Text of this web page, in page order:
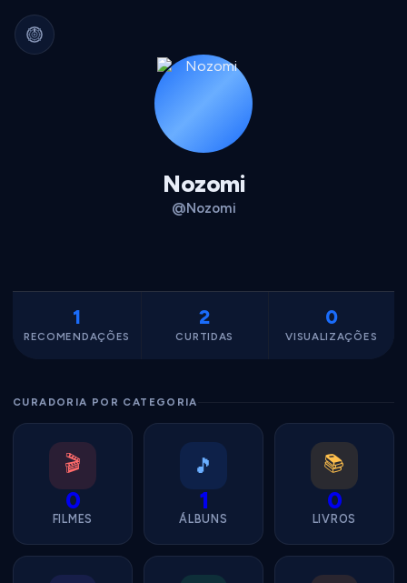
Arquivo Cultural Permanente
Filmes, álbuns, livros e
séries guardados para sempre.
Sua curadoria pode
migrar para qualquer plataforma.
Exportável, interoperável,
Nozomi
@Nozomi
1
RECOMENDAÇÕES
2
CURTIDAS
0
VISUALIZAÇÕES
CURADORIA POR CATEGORIA
🎬
0
FILMES
🎵
1
ÁLBUNS
📚
0
LIVROS